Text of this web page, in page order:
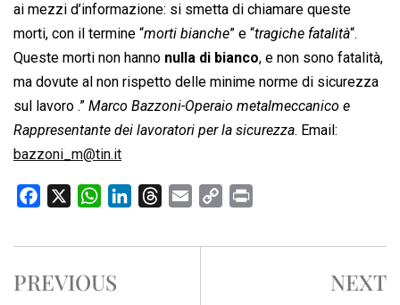
ai mezzi d’informazione: si smetta di chiamare queste
morti, con il termine “morti bianche” e “tragiche fatalità“.
Queste morti non hanno nulla di bianco, e non sono fatalità,
ma dovute al non rispetto delle minime norme di sicurezza
sul lavoro .” Marco Bazzoni-Operaio metalmeccanico e
Rappresentante dei lavoratori per la sicurezza. Email:
bazzoni_m@tin.it
c
b
W
a
s
n
r
a
p
i
PREVIOUS NEXT